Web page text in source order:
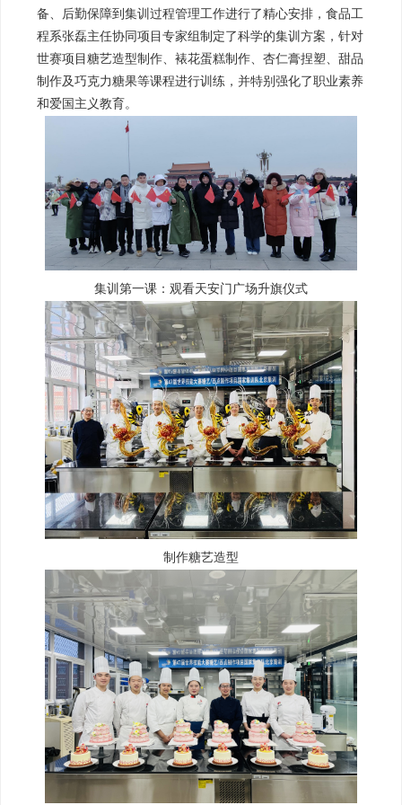
备、后勤保障到集训过程管理工作进行了精心安排，食品工
程系张磊主任协同项目专家组制定了科学的集训方案，针对
世赛项目糖艺造型制作、裱花蛋糕制作、杏仁膏捏塑、甜品
制作及巧克力糖果等课程进行训练，并特别强化了职业素养
和爱国主义教育。
集训第一课：观看天安门广场升旗仪式
制作糖艺造型